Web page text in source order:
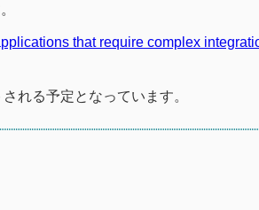
that require complex
れる予定となっています。